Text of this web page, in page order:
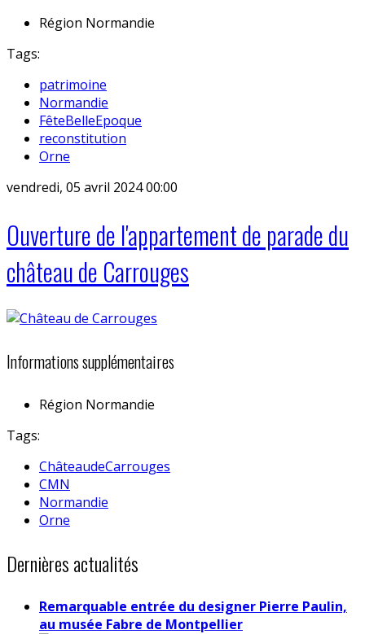
Région Normandie
Tags:
patrimoine
Normandie
FêteBelleEpoque
reconstitution
Orne
vendredi, 05 avril 2024 00:00
Ouverture de l'appartement de parade du
château de Carrouges
Informations supplémentaires
Région Normandie
Tags:
ChâteaudeCarrouges
CMN
Normandie
Orne
Dernières actualités
Remarquable entrée du designer Pierre Paulin,
au musée Fabre de Montpellier